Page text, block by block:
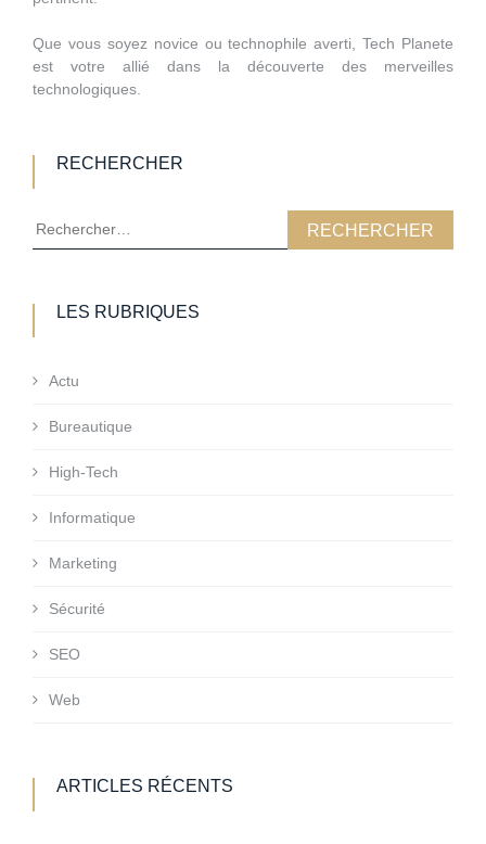
Que vous soyez novice ou technophile averti, Tech Planete
est votre allié dans la découverte des merveilles
technologiques.
RECHERCHER
Rechercher :
LES RUBRIQUES
Actu
Bureautique
High-Tech
Informatique
Marketing
Sécurité
SEO
Web
ARTICLES RÉCENTS